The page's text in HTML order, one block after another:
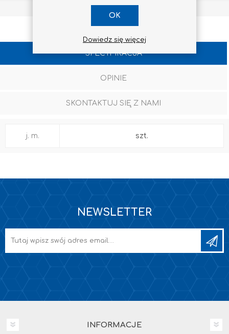
SPECYFIKACJA
OPINIE
SKONTAKTUJ SIĘ Z NAMI
j. m. szt.
NEWSLETTER
INFORMACJE
OK
Dowiedz się więcej